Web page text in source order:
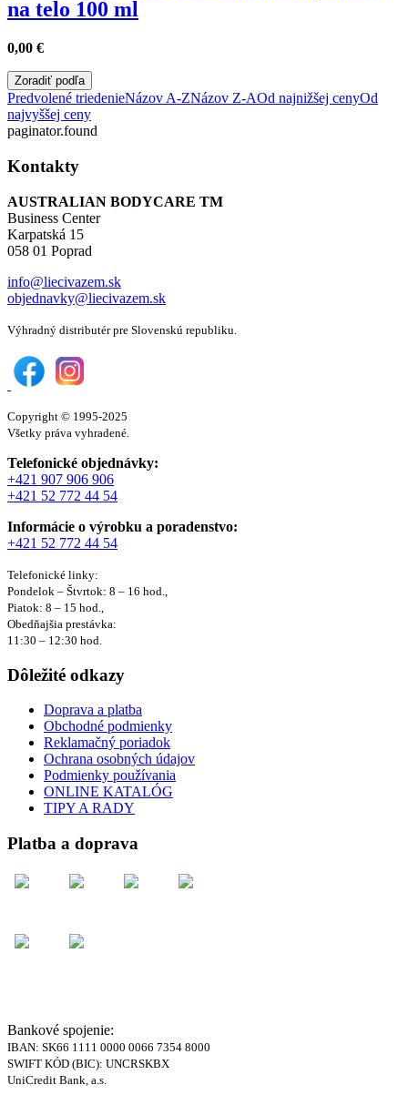
na telo 100 ml
0,00 €
Zoradiť podľa
Predvolené triedenieNázov A-ZNázov Z-AOd najnižšej cenyOd
najvyššej ceny
paginator.found
Kontakty
AUSTRALIAN BODYCARE TM
Business Center
Karpatská 15
058 01 Poprad
info@liecivazem.sk
objednavky@liecivazem.sk
Výhradný distributér pre Slovenskú republiku.
Copyright © 1995-2025
Všetky práva vyhradené.
Telefonické objednávky:
+421 907 906 906
+421 52 772 44 54
Informácie o výrobku a poradenstvo:
+421 52 772 44 54
Telefonické linky:
Pondelok – Štvrtok: 8 – 16 hod.,
Piatok: 8 – 15 hod.,
Obedňajšia prestávka:
11:30 – 12:30 hod.
Dôležité odkazy
Doprava a platba
Obchodné podmienky
Reklamačný poriadok
Ochrana osobných údajov
Podmienky používania
ONLINE KATALÓG
TIPY A RADY
Platba a doprava
Bankové spojenie:
IBAN: SK66 1111 0000 0066 7354 8000
SWIFT KÓD (BIC): UNCRSKBX
UniCredit Bank, a.s.